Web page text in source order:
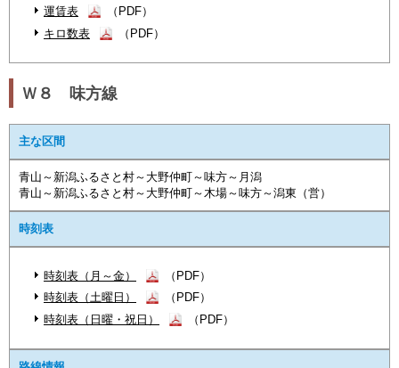
運賃表
（PDF）
キロ数表
（PDF）
Ｗ８ 味方線
主な区間
青山～新潟ふるさと村～大野仲町～味方～月潟
青山～新潟ふるさと村～大野仲町～木場～味方～潟東（営）
時刻表
時刻表（月～金）
（PDF）
時刻表（土曜日）
（PDF）
時刻表（日曜・祝日）
（PDF）